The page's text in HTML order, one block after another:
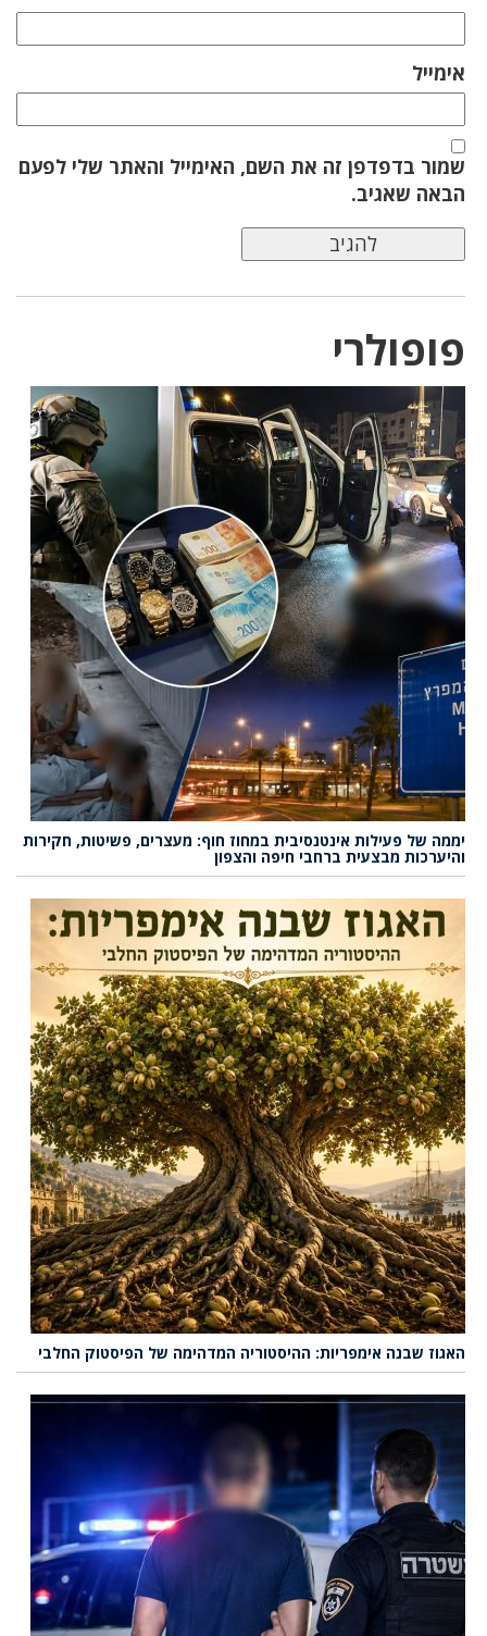
אימייל
שמור בדפדפן זה את השם, האימייל והאתר שלי לפעם
הבאה שאגיב.
פופולרי
יממה של פעילות אינטנסיבית במחוז חוף: מעצרים, פשיטות, חקירות
והיערכות מבצעית ברחבי חיפה והצפון
האגוז שבנה אימפריות: ההיסטוריה המדהימה של הפיסטוק החלבי